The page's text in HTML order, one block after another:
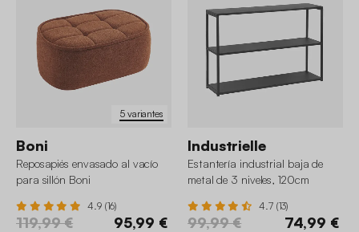
5 variantes
Boni
Reposapiés envasado al vacío
para sillón Boni
4.9 (16)
119,99 € 95,99 €
Industrielle
Estantería industrial baja de
metal de 3 niveles, 120cm
4.7 (13)
99,99 € 74,99 €